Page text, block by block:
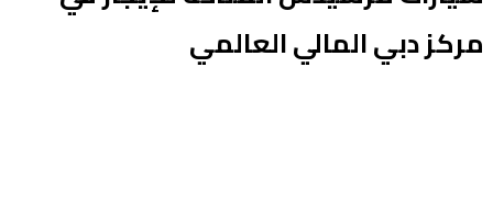
مركز دبي المالي العالمي